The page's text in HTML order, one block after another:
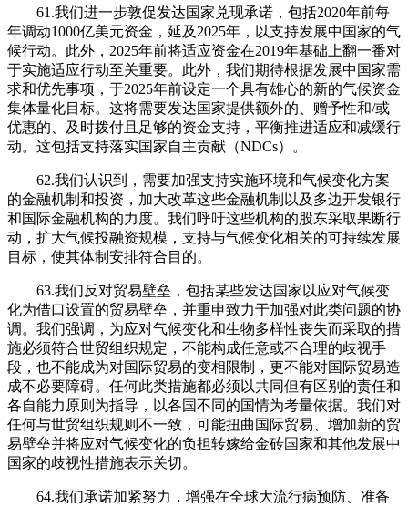
61.我们进一步敦促发达国家兑现承诺，包括2020年前每
年调动1000亿美元资金，延及2025年，以支持发展中国家的气
候行动。此外，2025年前将适应资金在2019年基础上翻一番对
于实施适应行动至关重要。此外，我们期待根据发展中国家需
求和优先事项，于2025年前设定一个具有雄心的新的气候资金
集体量化目标。这将需要发达国家提供额外的、赠予性和/或
优惠的、及时拨付且足够的资金支持，平衡推进适应和减缓行
动。这包括支持落实国家自主贡献（NDCs）。
62.我们认识到，需要加强支持实施环境和气候变化方案
的金融机制和投资，加大改革这些金融机制以及多边开发银行
和国际金融机构的力度。我们呼吁这些机构的股东采取果断行
动，扩大气候投融资规模，支持与气候变化相关的可持续发展
目标，使其体制安排符合目的。
63.我们反对贸易壁垒，包括某些发达国家以应对气候变
化为借口设置的贸易壁垒，并重申致力于加强对此类问题的协
调。我们强调，为应对气候变化和生物多样性丧失而采取的措
施必须符合世贸组织规定，不能构成任意或不合理的歧视手
段，也不能成为对国际贸易的变相限制，更不能对国际贸易造
成不必要障碍。任何此类措施都必须以共同但有区别的责任和
各自能力原则为指导，以各国不同的国情为考量依据。我们对
任何与世贸组织规则不一致，可能扭曲国际贸易、增加新的贸
易壁垒并将应对气候变化的负担转嫁给金砖国家和其他发展中
国家的歧视性措施表示关切。
64.我们承诺加紧努力，增强在全球大流行病预防、准备